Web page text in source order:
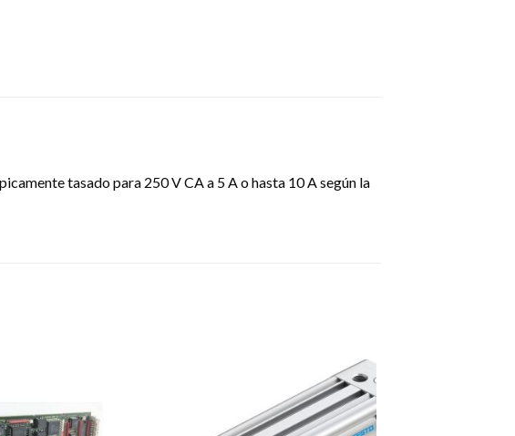
tasado para 250 V CA a 5 A o hasta 10 A según la